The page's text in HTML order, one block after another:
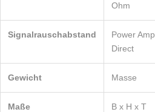
Ohm
Signalrauschabstand
Power Amp
Direct
Gewicht Masse
Maße B x H x T